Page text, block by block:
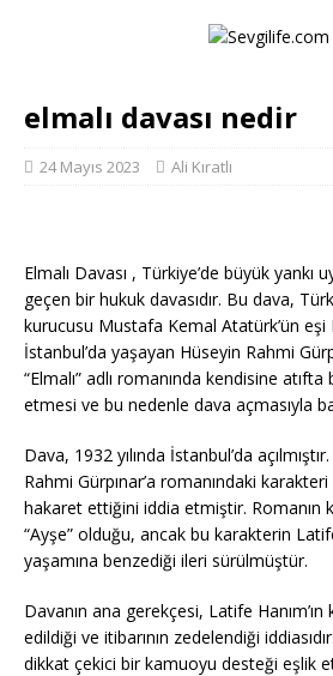
elmalı davası nedir
24 Mayıs 2023 Ali Kıratlı
Elmalı Davası , Türkiye’de büyük yankı
geçen bir hukuk davasıdır. Bu dava,
kurucusu Mustafa Kemal Atatürk’ün eşi
İstanbul’da yaşayan Hüseyin Rahmi
“Elmalı” adlı romanında kendisine
etmesi ve bu nedenle dava açmasıyla
Dava, 1932 yılında İstanbul’da
Rahmi Gürpınar’a romanındaki
hakaret ettiğini iddia etmiştir. Romanın
“Ayşe” olduğu, ancak bu karakterin Latife
yaşamına benzediği ileri sürülmüştür.
Davanın ana gerekçesi, Latife Hanım’ın
edildiği ve itibarının zedelendiği
dikkat çekici bir kamuoyu desteği eşlik